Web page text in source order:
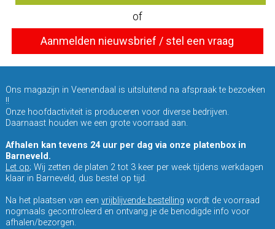
of
Aanmelden nieuwsbrief / stel een vraag
Ons magazijn in Veenendaal is uitsluitend na afspraak te bezoeken
!!
Onze hoofdactiviteit is produceren voor diverse bedrijven.
Daarnaast houden we een grote voorraad aan.
Afhalen kan tevens 24 uur per dag via onze platenbox in
Barneveld.
Let op; Wij zetten de platen 2 tot 3 keer per week tijdens werkdagen
klaar in Barneveld, dus bestel op tijd.
Na het plaatsen van een vrijblijvende bestelling wordt de voorraad
nogmaals gecontroleerd en ontvang je de benodigde info voor
afhalen/bezorgen.